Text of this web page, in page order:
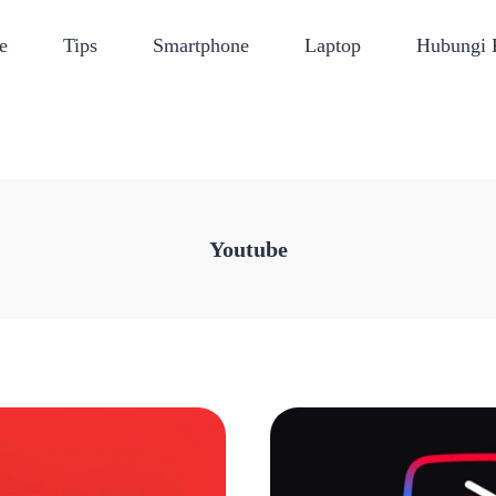
Tips Smartphone Laptop Hubungi
Youtube